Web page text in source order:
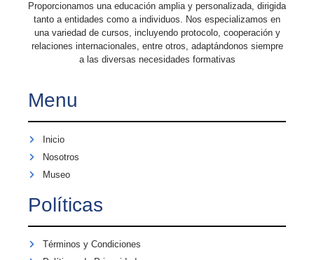
Proporcionamos una educación amplia y personalizada, dirigida
tanto a entidades como a individuos. Nos especializamos en
una variedad de cursos, incluyendo protocolo, cooperación y
relaciones internacionales, entre otros, adaptándonos siempre
a las diversas necesidades formativas
Menu
Inicio
Nosotros
Museo
Políticas
Términos y Condiciones